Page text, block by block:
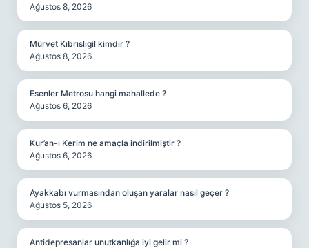
Ağustos 8, 2026
Mürvet Kıbrıslıgil kimdir ?
Ağustos 8, 2026
Esenler Metrosu hangi mahallede ?
Ağustos 6, 2026
Kur’an-ı Kerim ne amaçla indirilmiştir ?
Ağustos 6, 2026
Ayakkabı vurmasından oluşan yaralar nasıl geçer ?
Ağustos 5, 2026
Antidepresanlar unutkanlığa iyi gelir mi ?